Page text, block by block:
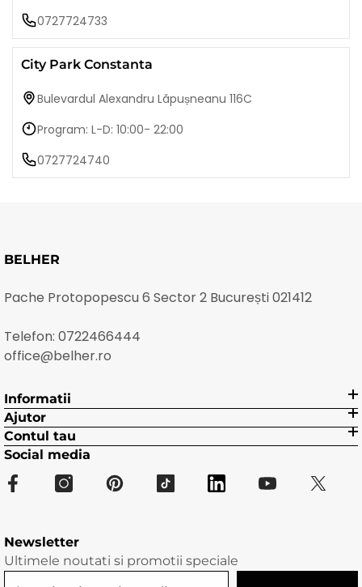
0727724733
City Park Constanta
Bulevardul Alexandru Lăpușneanu 116C
Program: L-D: 10:00- 22:00
0727724740
BELHER
Pache Protopopescu 6 Sector 2 București 021412
Telefon: 0722466444
office@belher.ro
Informatii
Ajutor
Contul tau
Social media
Newsletter
Ultimele noutati si promotii speciale